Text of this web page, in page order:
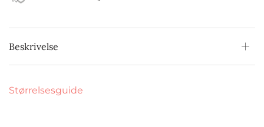
Beskrivelse
Størrelsesguide